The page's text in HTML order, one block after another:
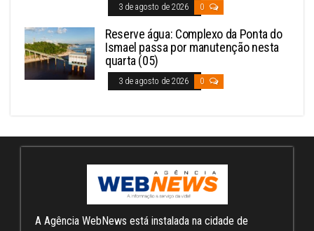
3 de agosto de 2026 0
Reserve água: Complexo da Ponta do
Ismael passa por manutenção nesta
quarta (05)
3 de agosto de 2026 0
A Agência WebNews está instalada na cidade de